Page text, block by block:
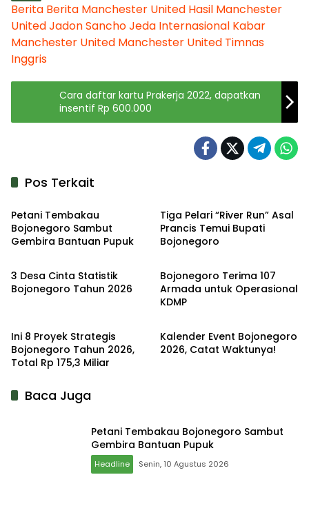
Berita Berita Manchester United Hasil Manchester
UnitedJadon SanchoJeda Internasional Kabar
Manchester United Manchester United Timnas
Inggris
Cara daftar kartu Prakerja 2022, dapatkan
insentif Rp 600.000
Pos Terkait
Headline
Petani Tembakau
Bojonegoro Sambut
Gembira Bantuan Pupuk
Tiga Pelari “River Run” Asal
Prancis Temui Bupati
Bojonegoro
Kabar
3 Desa Cinta Statistik
Bojonegoro Tahun 2026
Kabar
Bojonegoro Terima 107
Armada untuk Operasional
KDMP
Ini 8 Proyek Strategis
Bojonegoro Tahun 2026,
Total Rp 175,3 Miliar
Kabar
Kalender Event Bojonegoro
2026, Catat Waktunya!
Baca Juga
Petani Tembakau Bojonegoro Sambut
Gembira Bantuan Pupuk
Headline Senin, 10 Agustus 2026